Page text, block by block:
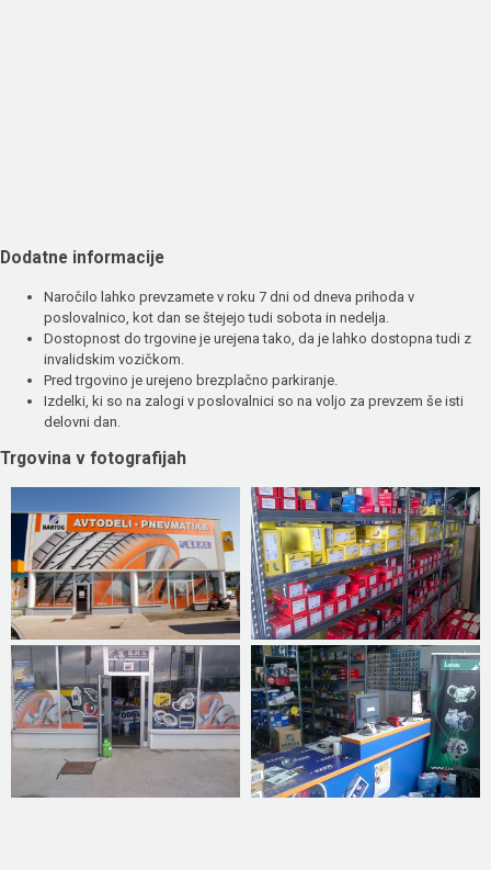
Dodatne informacije
Naročilo lahko prevzamete v roku 7 dni od dneva prihoda v
poslovalnico, kot dan se štejejo tudi sobota in nedelja.
Dostopnost do trgovine je urejena tako, da je lahko dostopna tudi z
invalidskim vozičkom.
Pred trgovino je urejeno brezplačno parkiranje.
Izdelki, ki so na zalogi v poslovalnici so na voljo za prevzem še isti
delovni dan.
Trgovina v fotografijah